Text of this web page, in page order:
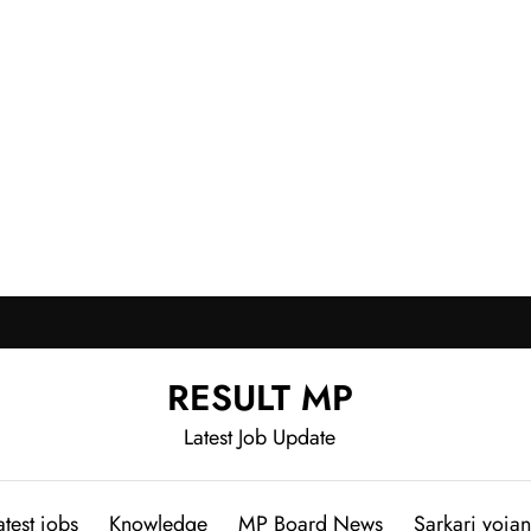
RESULT MP
Latest Job Update
jobs Knowledge MP Board News Sarkari